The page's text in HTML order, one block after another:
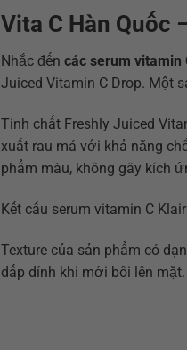
Vita C Hàn Quốc
Nhắc đến các serum vitamin
Juiced Vitamin C Drop. Một
Tinh chất Freshly Juiced
xuất rau má với khả năng
phẩm màu, không gây kích
Kết cấu serum vitamin C
Texture của sản phẩm có
dấp dính khi mới bôi lên mặt.